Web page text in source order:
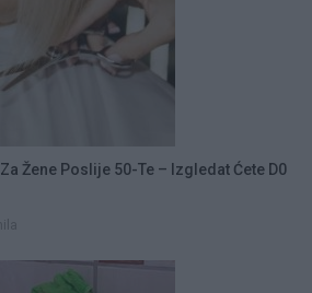
Žene Poslije 50-Te – Izgledat Ćete D0